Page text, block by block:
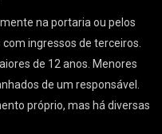
na portaria ou pelos
ingressos de terceiros.
de 12 anos. Menores
de um responsável.
próprio, mas há diversas